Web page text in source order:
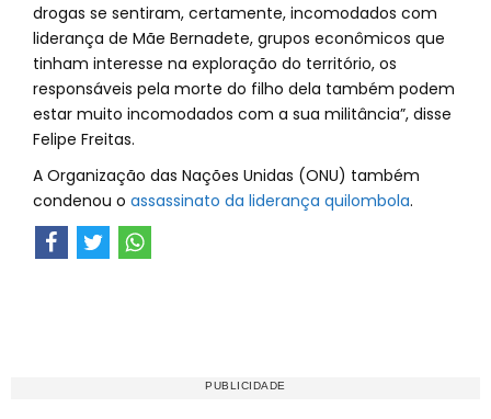
drogas se sentiram, certamente, incomodados com
liderança de Mãe Bernadete, grupos econômicos que
tinham interesse na exploração do território, os
responsáveis pela morte do filho dela também podem
estar muito incomodados com a sua militância”, disse
Felipe Freitas.
A Organização das Nações Unidas (ONU) também
condenou o assassinato da liderança quilombola.